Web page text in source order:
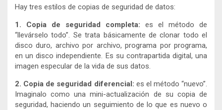
Hay tres estilos de copias de seguridad de datos:
1. Copia de seguridad completa: es el método de
“llevárselo todo”. Se trata básicamente de clonar todo el
disco duro, archivo por archivo, programa por programa,
en un disco independiente. Es su contrapartida digital, una
imagen especular de la vida de sus datos.
2. Copia de seguridad diferencial: es el método “nuevo”.
Imaginalo como una mini-actualización de su copia de
seguridad, haciendo un seguimiento de lo que es nuevo o